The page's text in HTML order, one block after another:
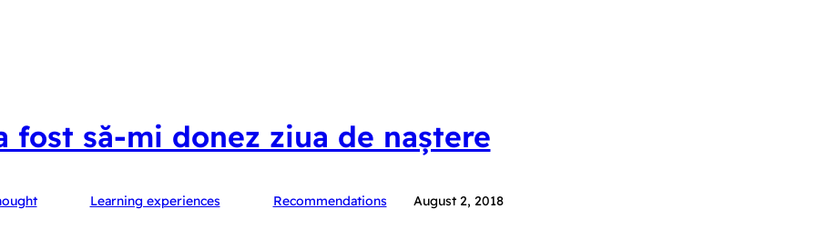
fost să-mi donez ziua de naștere
Learning experiences Recommendations August 2, 2018